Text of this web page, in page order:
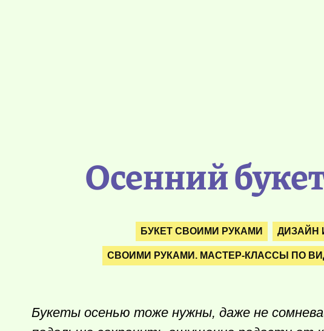
Осенний
БУКЕТ СВОИМИ РУКАМИ ДИЗАЙН
СВОИМИ РУКАМИ. МАСТЕР-КЛАССЫ ПО
Букеты осенью тоже нужны, даже не